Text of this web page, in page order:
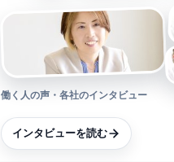
働く人の声・各社のインタビュー
インタビューを読む